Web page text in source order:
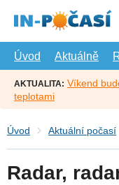
hlavní
Úvod
Aktuálně
AKTUALITA: Víkend
teplotami
Úvod Aktuální počasí
Radar,